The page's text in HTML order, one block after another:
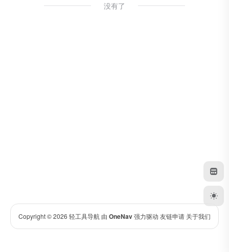
没有了
Copyright © 2026 轻工具导航 由 OneNav强力驱动 友链申请 关于我们